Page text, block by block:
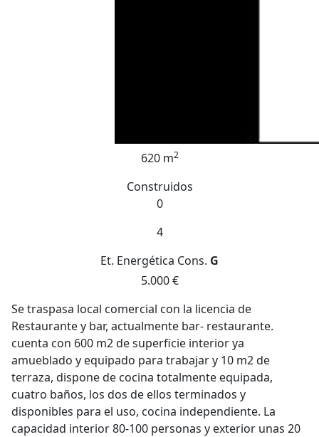
620 m2
Construidos
0
4
Et. Energética Cons. G
5.000 €
Se traspasa local comercial con la licencia de
Restaurante y bar, actualmente bar- restaurante.
cuenta con 600 m2 de superficie interior ya
amueblado y equipado para trabajar y 10 m2 de
terraza, dispone de cocina totalmente equipada,
cuatro baños, los dos de ellos terminados y
disponibles para el uso, cocina independiente. La
capacidad interior 80-100 personas y exterior unas 20